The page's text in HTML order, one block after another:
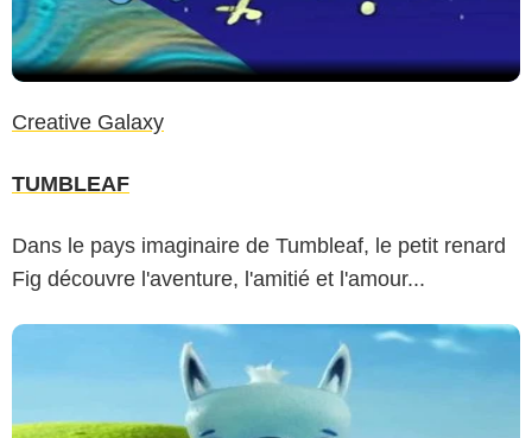
Creative Galaxy
TUMBLEAF
Dans le pays imaginaire de Tumbleaf, le petit renard
Fig découvre l'aventure, l'amitié et l'amour...